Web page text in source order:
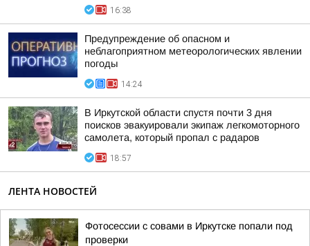
16:38
Предупреждение об опасном и
неблагоприятном метеорологических явлении
погоды
14:24
В Иркутской области спустя почти 3 дня
поисков эвакуировали экипаж легкомоторного
самолета, который пропал с радаров
18:57
ЛЕНТА НОВОСТЕЙ
Фотосессии с совами в Иркутске попали под
проверки